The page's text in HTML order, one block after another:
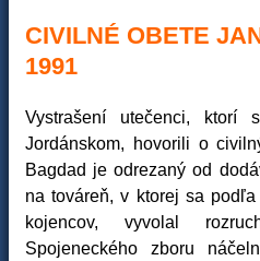
CIVILNÉ OBETE
1991
Vystrašení utečenci,
Jordánskom, hovorili o
Bagdad je odrezaný od
na továreň, v ktorej sa
kojencov, vyvolal
Spojeneckého zboru